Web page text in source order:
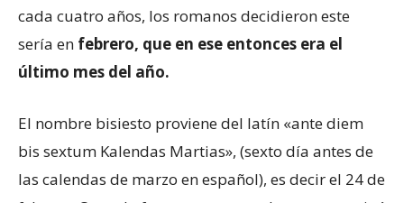
cada cuatro años, los romanos decidieron este
sería en febrero, que en ese entonces era el
último mes del año.
El nombre bisiesto proviene del latín «ante diem
bis sextum Kalendas Martias», (sexto día antes de
las calendas de marzo en español), es decir el 24 de